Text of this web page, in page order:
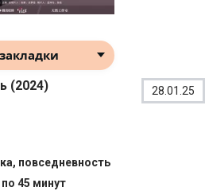
(2024) 28.01.25
повседневность
по 45 минут